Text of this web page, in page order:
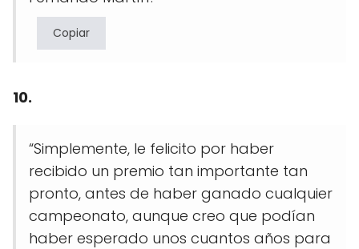
Copiar
10.
“Simplemente, le felicito por haber
recibido un premio tan importante tan
pronto, antes de haber ganado cualquier
campeonato, aunque creo que podían
haber esperado unos cuantos años para